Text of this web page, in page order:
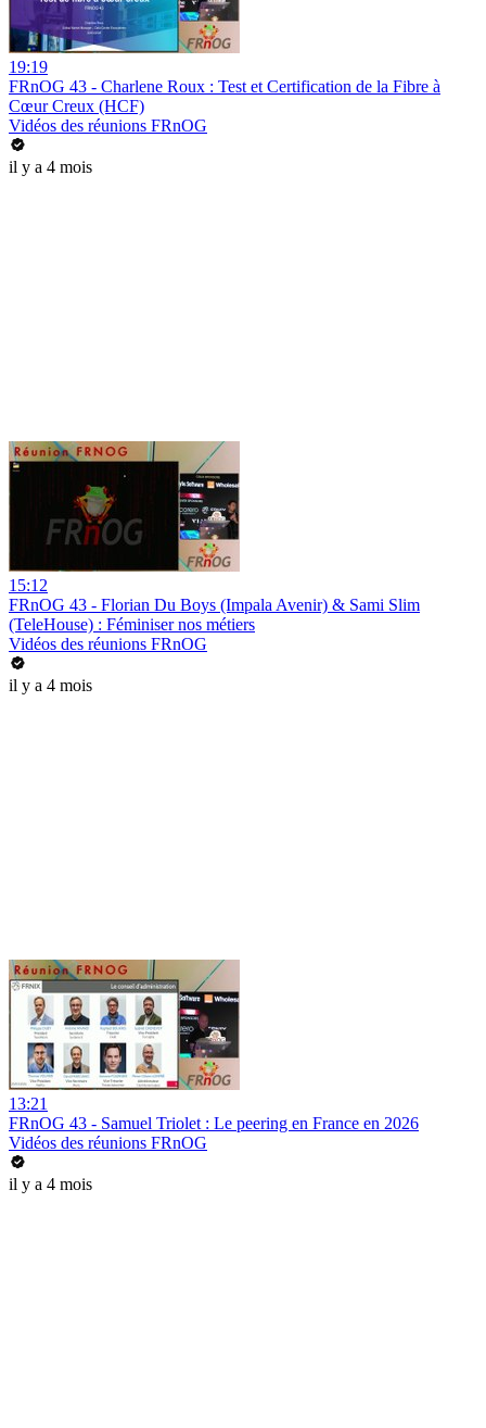
19:19
FRnOG 43 - Charlene Roux : Test et Certification de la Fibre à
Cœur Creux (HCF)
Vidéos des réunions FRnOG
il y a 4 mois
15:12
FRnOG 43 - Florian Du Boys (Impala Avenir) & Sami Slim
(TeleHouse) : Féminiser nos métiers
Vidéos des réunions FRnOG
il y a 4 mois
13:21
FRnOG 43 - Samuel Triolet : Le peering en France en 2026
Vidéos des réunions FRnOG
il y a 4 mois